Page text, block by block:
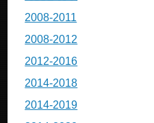
2008-2011
2008-2012
2012-2016
2014-2018
2014-2019